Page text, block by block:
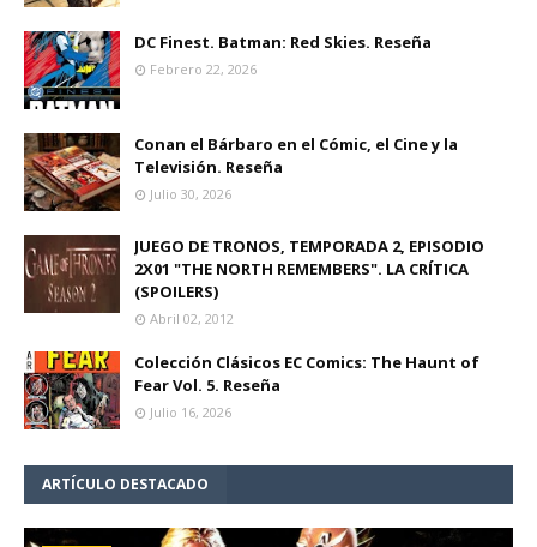
DC Finest. Batman: Red Skies. Reseña
Febrero 22, 2026
Conan el Bárbaro en el Cómic, el Cine y la
Televisión. Reseña
Julio 30, 2026
JUEGO DE TRONOS, TEMPORADA 2, EPISODIO
2X01 "THE NORTH REMEMBERS". LA CRÍTICA
(SPOILERS)
Abril 02, 2012
Colección Clásicos EC Comics: The Haunt of
Fear Vol. 5. Reseña
Julio 16, 2026
ARTÍCULO DESTACADO